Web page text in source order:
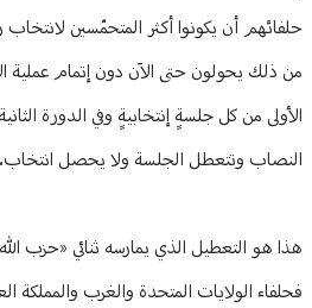
حلفائهم أن يكونوا أكثر المتحمّسين
من ذلك يحولون حتى الآن دون إتمام
الأولى من كل جلسةٍ إنتخابيةٍ وفي الدورة
النصاب وتتعطل الجلسة ولا يحصل انتخاب.
هذا هو التعطيل الذي يمارسه ثنائي «حزب
فحلفاء الولايات المتحدة والغرب والمملكة